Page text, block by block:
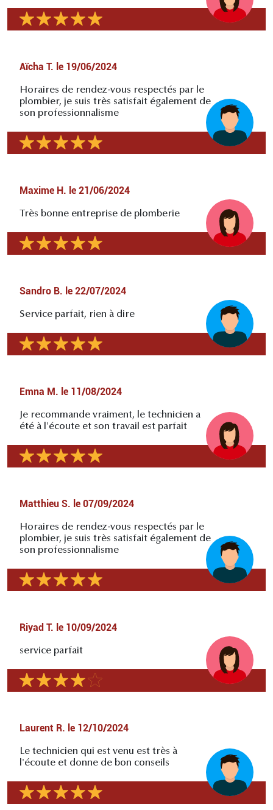
Aïcha T. le 19/06/2024
Horaires de rendez-vous respectés par le
plombier, je suis très satisfait également de
son professionnalisme
Maxime H. le 21/06/2024
Très bonne entreprise de plomberie
Sandro B. le 22/07/2024
Service parfait, rien à dire
Emna M. le 11/08/2024
Je recommande vraiment, le technicien a
été à l'écoute et son travail est parfait
Matthieu S. le 07/09/2024
Horaires de rendez-vous respectés par le
plombier, je suis très satisfait également de
son professionnalisme
Riyad T. le 10/09/2024
service parfait
Laurent R. le 12/10/2024
Le technicien qui est venu est très à
l'écoute et donne de bon conseils